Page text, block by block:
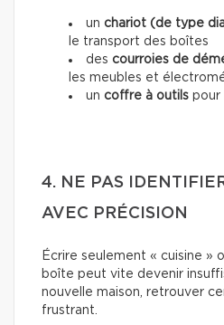
un chariot (de type
le transport des boîtes
des courroies de
les meubles et
un coffre à outils pour
4. NE PAS
AVEC PRÉCISION
Écrire seulement « cuisine »
boîte peut vite devenir
nouvelle maison, retrouver
frustrant.